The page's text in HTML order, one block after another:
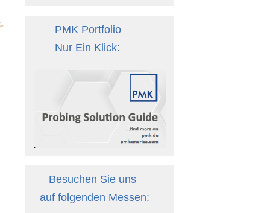
PMK Portfolio
Nur Ein Klick:
Besuchen Sie uns
auf folgenden Messen: